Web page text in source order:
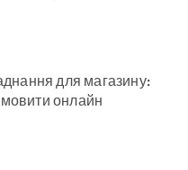
для магазину:
онлайн